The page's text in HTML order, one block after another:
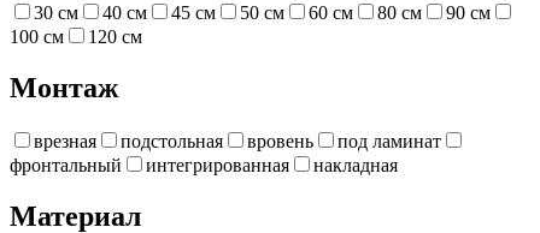
30 см 40 см 45 см 50 см 60 см 80 см
90 см
100 см
120 см
Монтаж
врезная подстольная вровень
под ламинат
фронтальный
интегрированная накладная
Материал